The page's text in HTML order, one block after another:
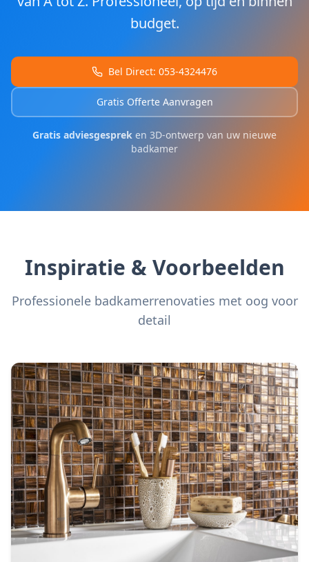
budget.
Bel Direct: 053-4324476
Gratis Offerte Aanvragen
Gratis adviesgesprek en 3D-ontwerp van uw nieuwe
badkamer
Inspiratie & Voorbeelden
Professionele badkamerrenovaties met oog voor
detail